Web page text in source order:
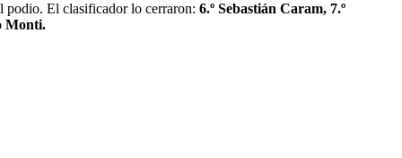
podio. El clasificador lo cerraron: 6.º Sebastián Caram, 7.º
Monti.